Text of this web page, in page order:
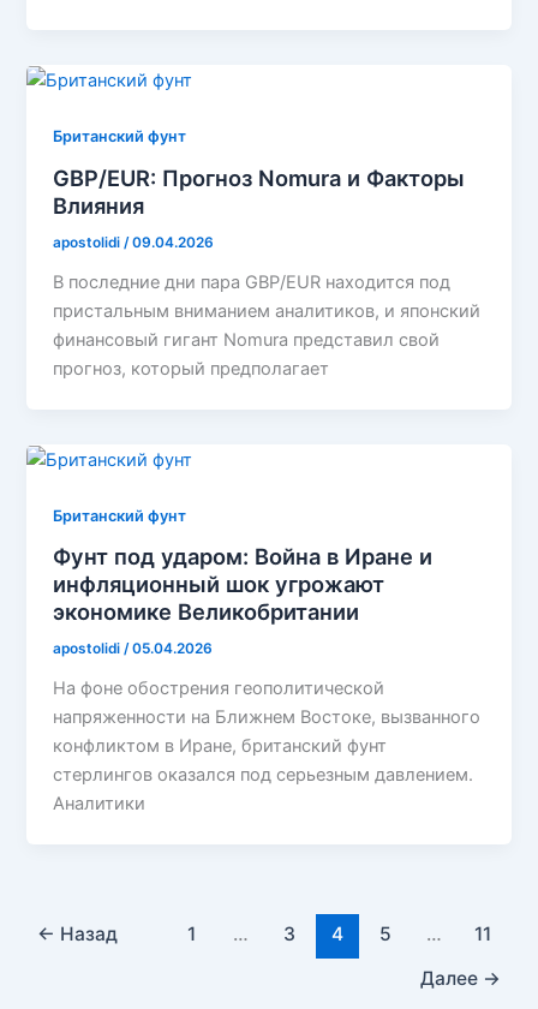
Британский фунт
GBP/EUR: Прогноз Nomura и Факторы
Влияния
apostolidi/09.04.2026
В последние дни пара GBP/EUR находится под
пристальным вниманием аналитиков, и японский
финансовый гигант Nomura представил свой
прогноз, который предполагает
Британский фунт
Фунт под ударом: Война в Иране и
инфляционный шок угрожают
экономике Великобритании
apostolidi/05.04.2026
На фоне обострения геополитической
напряженности на Ближнем Востоке, вызванного
конфликтом в Иране, британский фунт
стерлингов оказался под серьезным давлением.
Аналитики
← Назад 1 … 3 4 5 …
11
Далее →